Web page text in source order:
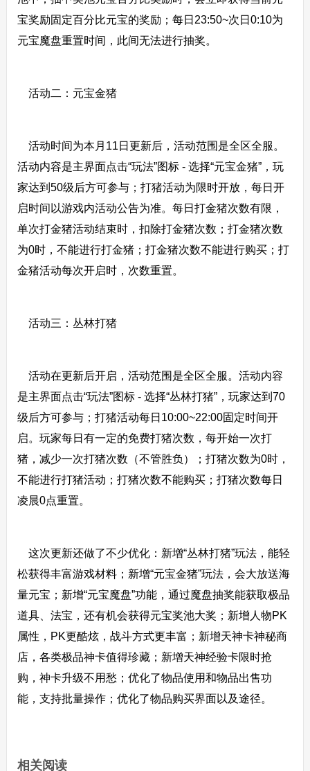
宝奖励固定百分比元宝的奖励；每日23:50~次日0:10为
元宝魔盘重置时间，此间无法进行抽奖。
活动二：元宝金猪
活动时间为本月11日更新后，活动范围是全区全服。
活动内容是主界面点击“玩法”图标 - 选择“元宝金猪”，玩
家达到50级后方可参与；打猪活动为限时开放，每日开
启时间以游戏内活动公告为准。每日打金猪次数有限，
单次打金猪活动结束时，扣除打金猪次数；打金猪次数
为0时，不能进行打金猪；打金猪次数不能进行购买；打
金猪活动每次开启时，次数重置。
活动三：丛林打猪
活动在更新后开启，活动范围是全区全服。活动内容
是主界面点击“玩法”图标 - 选择“丛林打猪”，玩家达到70
级后方可参与；打猪活动每日10:00~22:00固定时间开
启。玩家每日有一定的免费打猪次数，每开始一次打
猪，减少一次打猪次数（不管胜负）；打猪次数为0时，
不能进行打猪活动；打猪次数不能购买；打猪次数每日
凌晨0点重置。
这次更新还做了不少优化：新增“丛林打猪”玩法，能轻
松获得丰富游戏材料；新增“元宝金猪”玩法，会大放送海
量元宝；新增“元宝魔盘”功能，通过魔盘抽奖能获取极品
道具、法宝，还有机会获得元宝奖池大奖；新增人物PK
属性，PK更酷炫，战斗方式更丰富；新增天神卡神秘商
店，各类极品神卡值得珍藏；新增天神经验卡限时抢
购，神卡升级不用愁；优化了物品使用和物品出售功
能，支持批量操作；优化了物品购买界面以及途径。
相关阅读